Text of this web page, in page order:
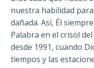
octubre
de
1986
como
el
The
Laws of
the
Second
Coming
nuestra habilidad
dañada. Así, Él
Palabra en el crisol
desde 1991, cuando
tiempos y las